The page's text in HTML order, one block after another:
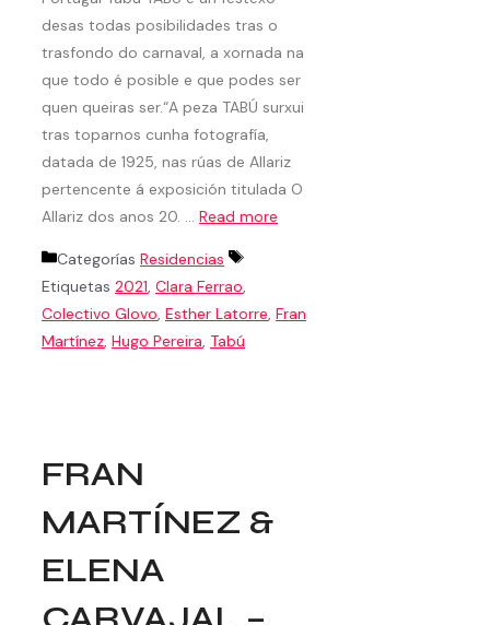
desas todas posibilidades tras o
trasfondo do carnaval, a xornada na
que todo é posible e que podes ser
quen queiras ser.“A peza TABÚ surxui
tras toparnos cunha fotografía,
datada de 1925, nas rúas de Allariz
pertencente á exposición titulada O
Allariz dos anos 20. … Read more
Categorías Residencias
Etiquetas 2021, Clara Ferrao,
Colectivo Glovo, Esther Latorre, Fran
Martínez, Hugo Pereira, Tabú
FRAN
MARTÍNEZ &
ELENA